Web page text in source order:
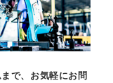
で、お気軽にお問